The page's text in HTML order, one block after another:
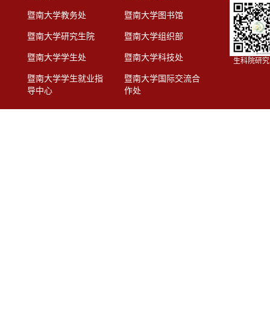
暨南大学教务处
暨南大学研究生院
暨南大学学生处
暨南大学学生就业指
导中心
暨南大学图书馆
暨南大学组织部
暨南大学科技处
暨南大学国际交流合
作处
生科院研